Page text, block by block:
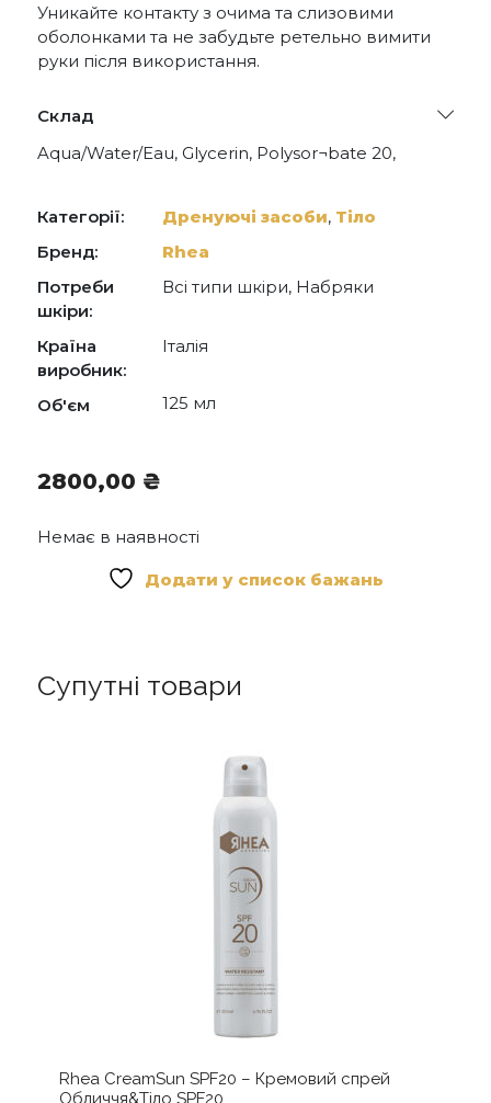
Уникайте контакту з очима та слизовими
оболонками та не забудьте ретельно вимити
руки після використання.
Склад
Aqua/Water/Eau, Glycerin, Polysor¬bate 20,
Nicoti¬nate, Menthyl Lactate, Tarchonanthus
Camphoratus Oil, Almond/Borage/Linseed/Olive
Acids/Glyce¬rides, Adansonia Digitata Callus
Extract, Tocophe¬rol, 4-Terpineol,
Phenoxyethanol, Dicaprylyl Ether, Peg-40
Disodium Edta, Pentylene Glycol, Phytic A.
Категорії: Дренуючі засоби, Тіло
Бренд:
Rhea
Потреби
шкіри:
Всі типи шкіри, Набряки
Країна
виробник:
Італія
Об'єм 125 мл
2800,00 ₴
Немає в наявності
Додати у список бажань
Супутні товари
Rhea CreamSun SPF20 – Кремовий спрей